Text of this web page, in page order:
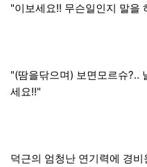
"이보세요!! 무슨일인지 말을
"(땀을닦으며) 보면모르슈?..
세요!!"
덕근의 엄청난 연기력에 경